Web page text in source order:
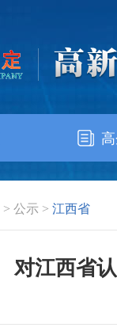
> 公示 > 江西省
对江西省